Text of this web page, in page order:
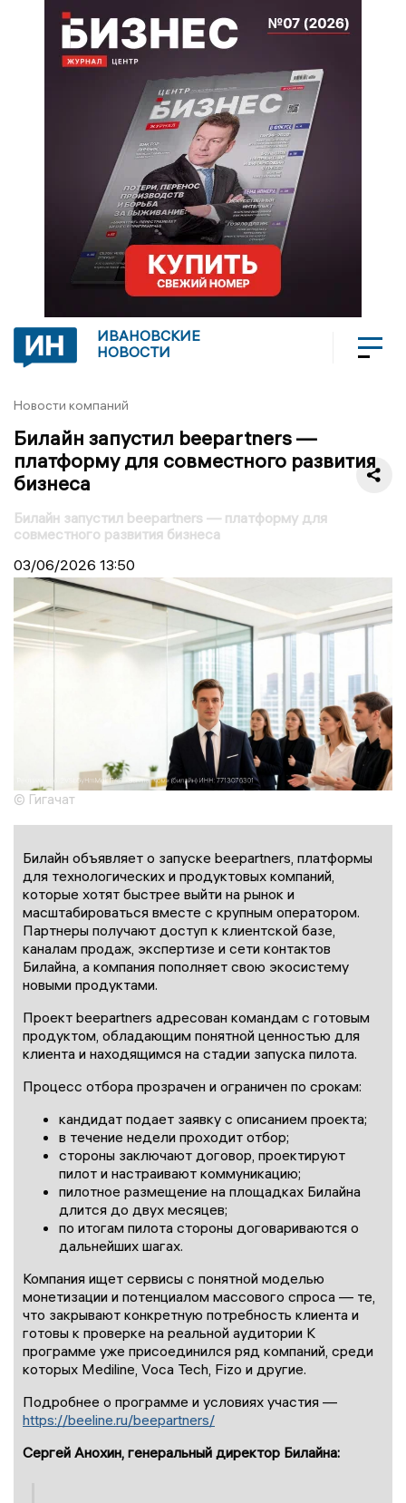
ИВАНОВСКИЕ
НОВОСТИ
Новости компаний
Билайн запустил beepartners —
платформу для совместного развития
бизнеса
Билайн запустил beepartners — платформу для
совместного развития бизнеса
03/06/2026 13:50
© Гигачат
Билайн объявляет о запуске beepartners, платформы
для технологических и продуктовых компаний,
которые хотят быстрее выйти на рынок и
масштабироваться вместе с крупным оператором.
Партнеры получают доступ к клиентской базе,
каналам продаж, экспертизе и сети контактов
Билайна, а компания пополняет свою экосистему
новыми продуктами.
Проект beepartners адресован командам с готовым
продуктом, обладающим понятной ценностью для
клиента и находящимся на стадии запуска пилота.
Процесс отбора прозрачен и ограничен по срокам:
кандидат подает заявку с описанием проекта;
в течение недели проходит отбор;
стороны заключают договор, проектируют
пилот и настраивают коммуникацию;
пилотное размещение на площадках Билайна
длится до двух месяцев;
по итогам пилота стороны договариваются о
дальнейших шагах.
Компания ищет сервисы с понятной моделью
монетизации и потенциалом массового спроса — те,
что закрывают конкретную потребность клиента и
готовы к проверке на реальной аудитории К
программе уже присоединился ряд компаний, среди
которых Mediline, Voca Tech, Fizo и другие.
Подробнее о программе и условиях участия —
https://beeline.ru/beepartners/
Сергей Анохин, генеральный директор Билайна: